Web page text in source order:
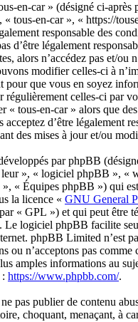
en-car » (désigné ci-après
« tous-en-car », « https://
responsable des
d’être légalement
alors n’accédez pas et/ou
modifier celles-ci à
pour que vous en soyez
régulièrement celles-ci par
« tous-en-car » alors que
acceptez d’être légalement
des mises à jour et/ou
par phpBB
», « logiciel phpBB », «
« Équipes phpBB ») qui
la licence « GNU General
« GPL ») et qui peut être
. Le logiciel phpBB facilite
phpBB Limited n’est
ou n’acceptons pas
amples informations au
https://www.phpbb.com/.
pas publier de contenu
choquant, menaçant, à